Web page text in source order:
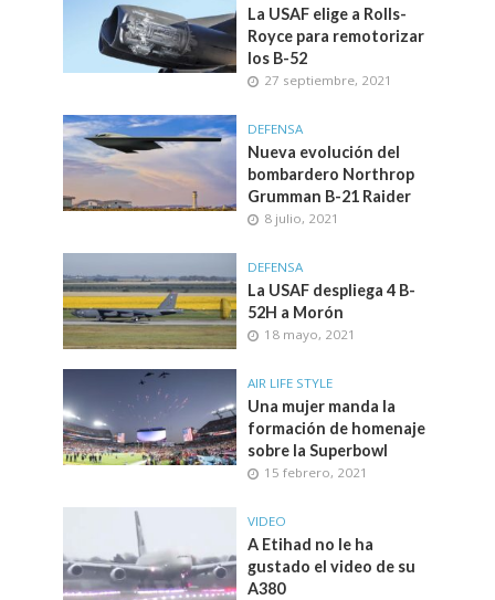
La USAF elige a Rolls-
Royce para remotorizar
los B-52
27 septiembre, 2021
DEFENSA
Nueva evolución del
bombardero Northrop
Grumman B-21 Raider
8 julio, 2021
DEFENSA
La USAF despliega 4 B-
52H a Morón
18 mayo, 2021
AIR LIFE STYLE
Una mujer manda la
formación de homenaje
sobre la Superbowl
15 febrero, 2021
VIDEO
A Etihad no le ha
gustado el video de su
A380